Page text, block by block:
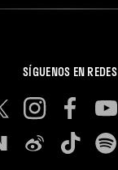
SÍGUENOS EN REDES